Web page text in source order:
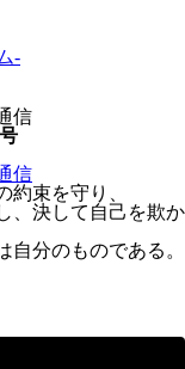
-
信
信
束を守り、
、決して自己を欺か
分のものである。